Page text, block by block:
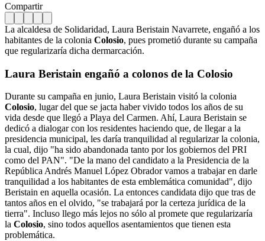
Compartir
La alcaldesa de Solidaridad, Laura Beristain Navarrete, engañó a los
habitantes de la colonia Colosio, pues prometió durante su campaña
que regularizaría dicha dermarcación.
Laura Beristain engañó a colonos de la Colosio
Durante su campaña en junio, Laura Beristain visitó la colonia
Colosio, lugar del que se jacta haber vivido todos los años de su
vida desde que llegó a Playa del Carmen. Ahí, Laura Beristain se
dedicó a dialogar con los residentes haciendo que, de llegar a la
presidencia municipal, les daría tranquilidad al regularizar la colonia,
la cual, dijo "ha sido abandonada tanto por los gobiernos del PRI
como del PAN". "De la mano del candidato a la Presidencia de la
República Andrés Manuel López Obrador vamos a trabajar en darle
tranquilidad a los habitantes de esta emblemática comunidad", dijo
Beristain en aquella ocasión. La entonces candidata dijo que tras de
tantos años en el olvido, "se trabajará por la certeza jurídica de la
tierra". Incluso llego más lejos no sólo al promete que regularizaría
la Colosio, sino todos aquellos asentamientos que tienen esta
problemática.